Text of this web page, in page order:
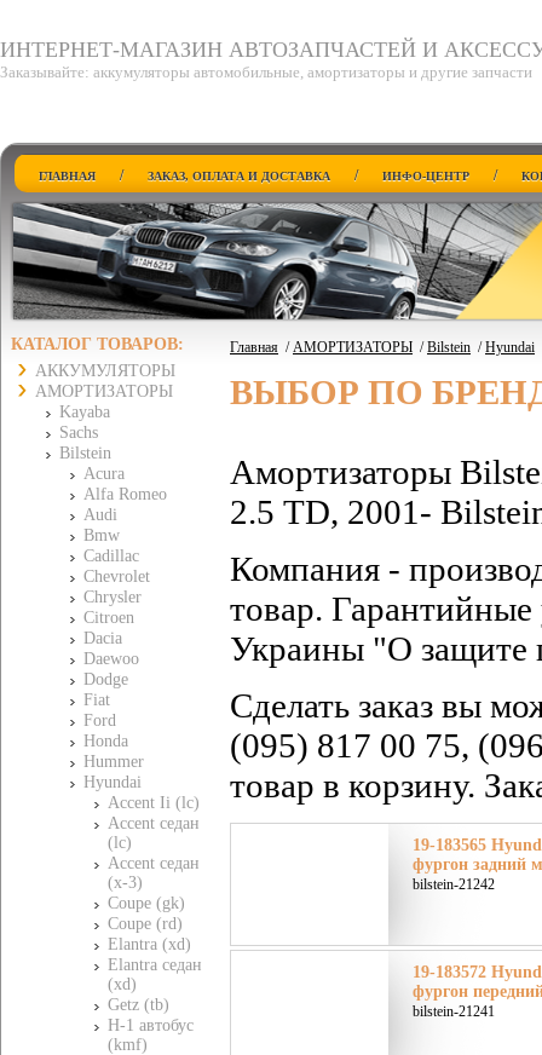
ИНТЕРНЕТ-МАГАЗИН АВТОЗАПЧАСТЕЙ И
Заказывайте: аккумуляторы автомобильные, амортизаторы и другие запчасти
ГЛАВНАЯ / ЗАКАЗ, ОПЛАТА И ДОСТАВКА / ИНФО-ЦЕНТР /
КАТАЛОГ ТОВАРОВ:
АККУМУЛЯТОРЫ
АМОРТИЗАТОРЫ
Kayaba
Sachs
Bilstein
Acura
Alfa Romeo
Audi
Bmw
Cadillac
Chevrolet
Chrysler
Citroen
Dacia
Daewoo
Dodge
Fiat
Ford
Honda
Hummer
Hyundai
Accent Ii (lc)
Accent седан
(lc)
Accent седан
(x-3)
Coupe (gk)
Coupe (rd)
Elantra (xd)
Elantra седан
(xd)
Getz (tb)
H-1 автобус
(kmf)
Главная /АМОРТИЗАТОРЫ /Bilstein /Hyundai
ВЫБОР ПО
Амортизаторы
2.5 TD, 2001-
Компания -
товар. Гарантийные
Украины "О защите
Сделать заказ вы
(095) 817 00 75,
товар в корзину.
19-183565
фургон задний
bilstein-21242
19-183572
фургон
bilstein-21241